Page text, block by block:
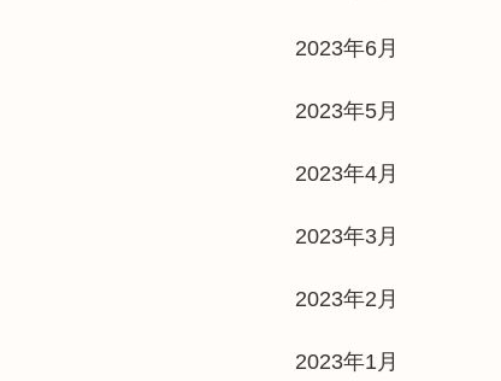
2023年6月
2023年5月
2023年4月
2023年3月
2023年2月
2023年1月